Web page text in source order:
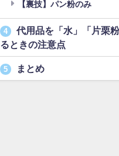
【裏技】パン粉のみ
4
代用品を「水」「片栗
るときの注意点
5 まとめ